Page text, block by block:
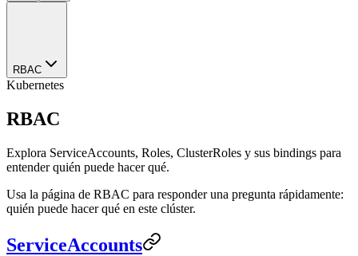
RBAC
Kubernetes
RBAC
Explora ServiceAccounts, Roles, ClusterRoles y sus bindings para
entender quién puede hacer qué.
Usa la página de RBAC para responder una pregunta rápidamente:
quién puede hacer qué en este clúster.
ServiceAccounts